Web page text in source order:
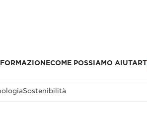
FORMAZIONECOME POSSIAMO
Sostenibilità